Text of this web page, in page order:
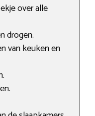
over alle
drogen.
van keuken en